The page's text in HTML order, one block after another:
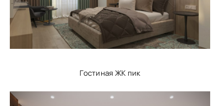
Гостиная ЖК пик